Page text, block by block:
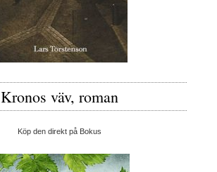
Kronos väv, roman
Köp den direkt på Bokus